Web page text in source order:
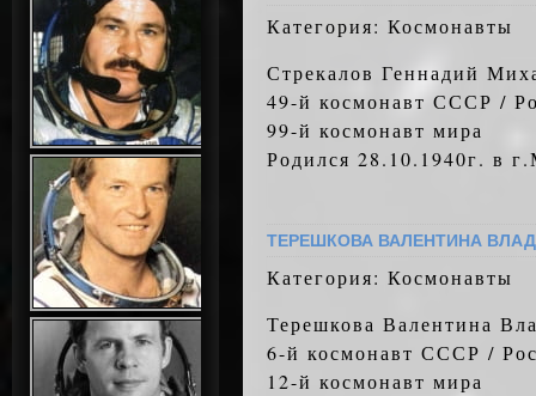
Категория: Космонавты
Стрекалов Геннадий
49-й космонавт СССР /
99-й космонавт мира
Родился 28.10.1940г. в
ТЕРЕШКОВА ВАЛЕНТИНА
Категория: Космонавты
Терешкова Валентина
6-й космонавт СССР /
12-й космонавт мира